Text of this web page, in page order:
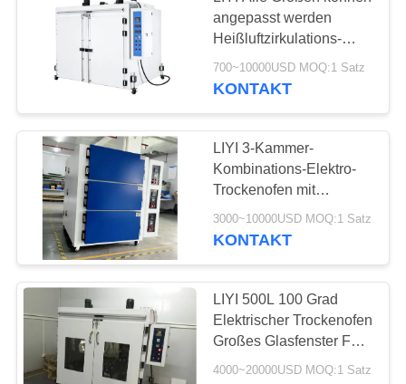
angepasst werden
Heißluftzirkulations-
Konvektions-
Trockenmittel-
700~10000USD MOQ:1 Satz
KONTAKT
LIYI 3-Kammer-
Kombinations-Elektro-
Trockenofen mit
separater Steuerung
Labor-Heißluftofen
3000~10000USD MOQ:1 Satz
KONTAKT
LIYI 500L 100 Grad
Elektrischer Trockenofen
Großes Glasfenster Für
Elektronik LY-6180
4000~20000USD MOQ:1 Satz